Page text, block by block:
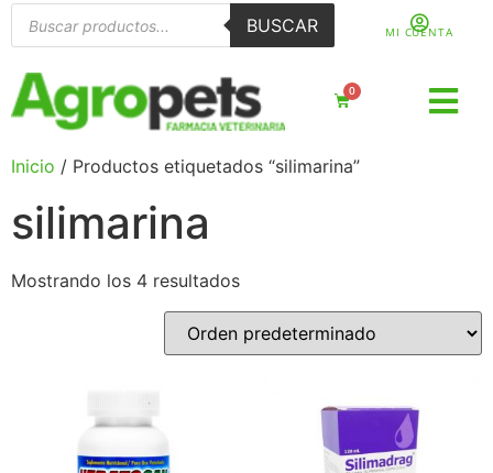
BUSCAR MI CUENTA
0
Inicio / Productos etiquetados “silimarina”
silimarina
Mostrando los 4 resultados